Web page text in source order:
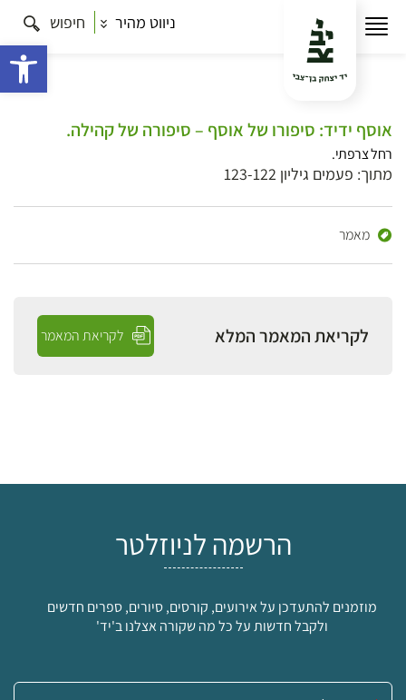
ניווט מהיר חיפוש
אוסף ידיד: סיפורו של אוסף – סיפורה של קהילה.
רחל צרפתי.
מתוך: פעמים גיליון 123-122
מאמר
לקריאת המאמר המלא לקריאת המאמר
הרשמה לניוזלטר
מוזמנים להתעדכן על אירועים, קורסים, סיורים, ספרים חדשים
ולקבל חדשות על כל מה שקורה אצלנו ב'יד'
אימייל: